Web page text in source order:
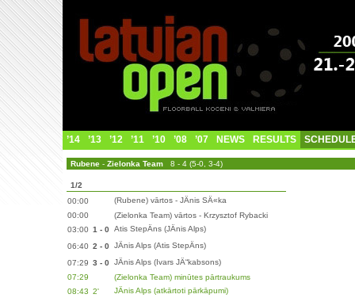
’14 ’13 ’12 ’11 ’10 ’08 ’07 NEWS RESULTS
Rubene- Zielonka Team8 - 4 (5-0, 3-4)
1/2
00:00
(Rubene) vārtos - JÄnis SÄ«ka
00:00
(Zielonka Team) vārtos - Krzysztof Rybacki
03:00 1 - 0
Atis StepÄns (JÄnis Alps)
06:40 2 - 0
JÄnis Alps (Atis StepÄns)
07:29 3 - 0
JÄnis Alps (Ivars JÄ“kabsons)
07:29
(Zielonka Team) minūtes pārtraukums
08:43 2'
JÄnis Alps (atkārtoti pārkāpumi)